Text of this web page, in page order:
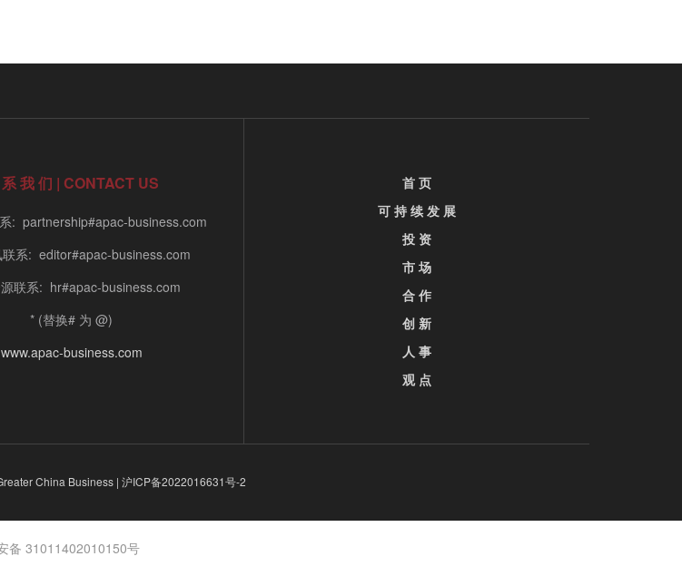
我 们 | CONTACT US
: partnership#apac-business.com
联系: editor#apac-business.com
源联系: hr#apac-business.com
* (替换# 为 @)
www.apac-business.com
首 页
可 持 续 发 展
投 资
市 场
合 作
创 新
人 事
观 点
China Business | 沪ICP备2022016631号-2
备 31011402010150号